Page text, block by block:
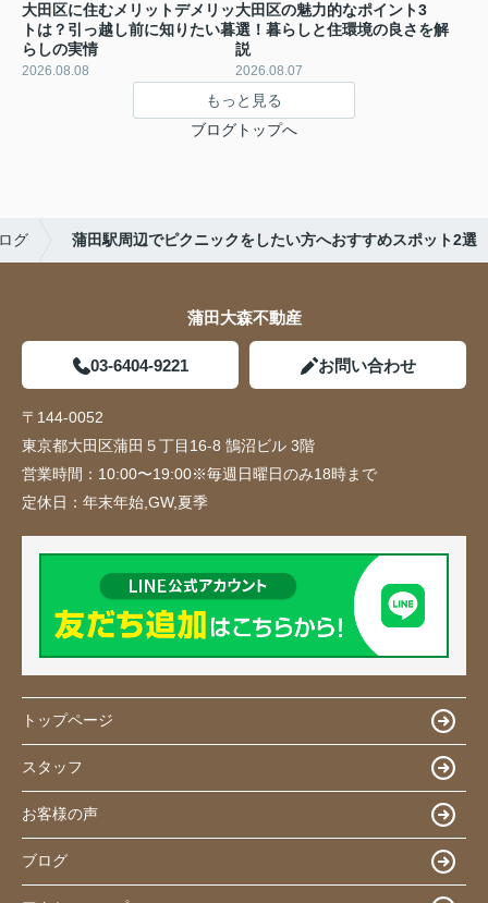
大田区に住むメリットデメリッ
トは？引っ越し前に知りたい暮
らしの実情
2026.08.08
大田区の魅力的なポイント3
選！暮らしと住環境の良さを解
説
2026.08.07
もっと見る
ブログトップへ
グ 蒲田駅周辺でピクニックをしたい方へおすすめスポット2選
蒲田大森不動産
03-6404-9221 お問い合わせ
〒144-0052
東京都大田区蒲田５丁目16-8 鵠沼ビル 3階
営業時間： 10:00〜19:00※毎週日曜日のみ18時まで
定休日： 年末年始,GW,夏季
トップページ
スタッフ
お客様の声
ブログ